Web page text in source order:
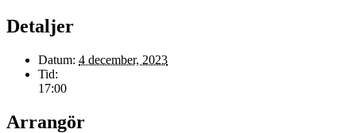
Detaljer
Datum: 4 december, 2023
Tid:
17:00
Arrangör